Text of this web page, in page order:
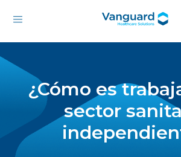
¿Cómo es
sector